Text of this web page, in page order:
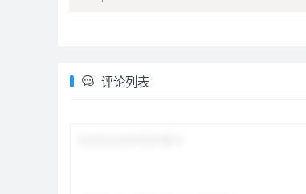
评论列表